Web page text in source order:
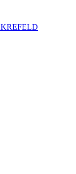
KREFELD